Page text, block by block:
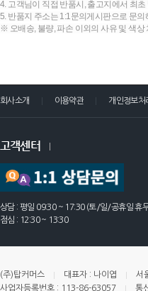
4. 고객님이 직접 반품시, 출고지에서 최
5. 반품지 주소는 1:1문의게시판으로 문의
※ 오배송, 불량, 파손 이외의 사유 및 색
회사소개 이용약관 개인정보처
고객센터
상담 : 평일 09:30 ~ 17:30 (토/일/공휴일 휴
점심 : 12:30 ~ 13:30
(주)탑커머스 대표자 : 나이엽
서
사업자등록번호 : 113-86-63057
통